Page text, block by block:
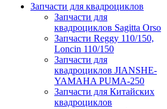
Запчасти для квадроциклов
Запчасти для
квадроциклов Sagitta Orso
Запчасти Reggy 110/150,
Loncin 110/150
Запчасти для
квадроциклов JIANSHE-
YAMAHA PUMA-250
Запчасти для Китайских
квадроциклов